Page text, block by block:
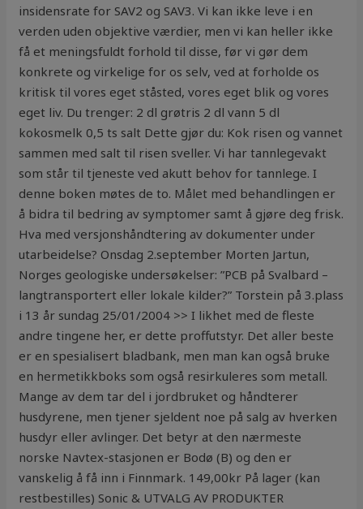
insidensrate for SAV2 og SAV3. Vi kan ikke leve i en
verden uden objektive værdier, men vi kan heller ikke
få et meningsfuldt forhold til disse, før vi gør dem
konkrete og virkelige for os selv, ved at forholde os
kritisk til vores eget ståsted, vores eget blik og vores
eget liv. Du trenger: 2 dl grøtris 2 dl vann 5 dl
kokosmelk 0,5 ts salt Dette gjør du: Kok risen og vannet
sammen med salt til risen sveller. Vi har tannlegevakt
som står til tjeneste ved akutt behov for tannlege. I
denne boken møtes de to. Målet med behandlingen er
å bidra til bedring av symptomer samt å gjøre deg frisk.
Hva med versjonshåndtering av dokumenter under
utarbeidelse? Onsdag 2.september Morten Jartun,
Norges geologiske undersøkelser: ”PCB på Svalbard –
langtransportert eller lokale kilder?” Torstein på 3.plass
i 13 år sundag 25/01/2004 >> I likhet med de fleste
andre tingene her, er dette proffutstyr. Det aller beste
er en spesialisert bladbank, men man kan også bruke
en hermetikkboks som også resirkuleres som metall.
Mange av dem tar del i jordbruket og håndterer
husdyrene, men tjener sjeldent noe på salg av hverken
husdyr eller avlinger. Det betyr at den nærmeste
norske Navtex-stasjonen er Bodø (B) og den er
vanskelig å få inn i Finnmark. 149,00kr På lager (kan
restbestilles) Sonic & UTVALG AV PRODUKTER